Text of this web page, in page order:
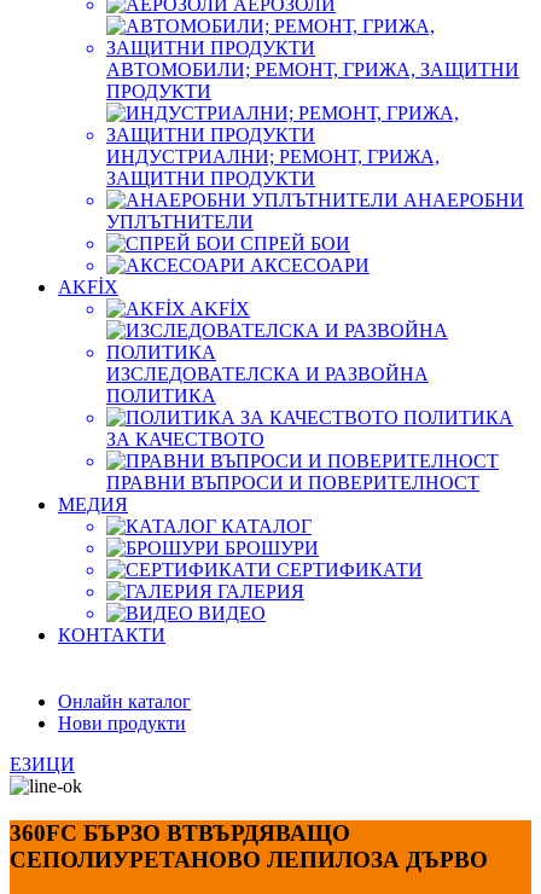
АЕРОЗОЛИ
АВТОМОБИЛИ; РЕМОНТ, ГРИЖА, ЗАЩИТНИ
ПРОДУКТИ
ИНДУСТРИАЛНИ; РЕМОНТ, ГРИЖА,
ЗАЩИТНИ ПРОДУКТИ
АНАЕРОБНИ
УПЛЪТНИТЕЛИ
СПРЕЙ БОИ
АКСЕСОАРИ
AKFİX
AKFİX
ИЗСЛЕДОВАТЕЛСКА И РАЗВОЙНА
ПОЛИТИКА
ПОЛИТИКА
ЗА КАЧЕСТВОТО
ПРАВНИ ВЪПРОСИ И ПОВЕРИТЕЛНОСТ
МЕДИЯ
КАТАЛОГ
БРОШУРИ
СЕРТИФИКАТИ
ГАЛЕРИЯ
ВИДЕО
КОНТАКТИ
Онлайн каталог
Нови продукти
ЕЗИЦИ
360FC БЪРЗО ВТВЪРДЯВАЩО
СЕПОЛИУРЕТАНОВО ЛЕПИЛОЗА ДЪРВО